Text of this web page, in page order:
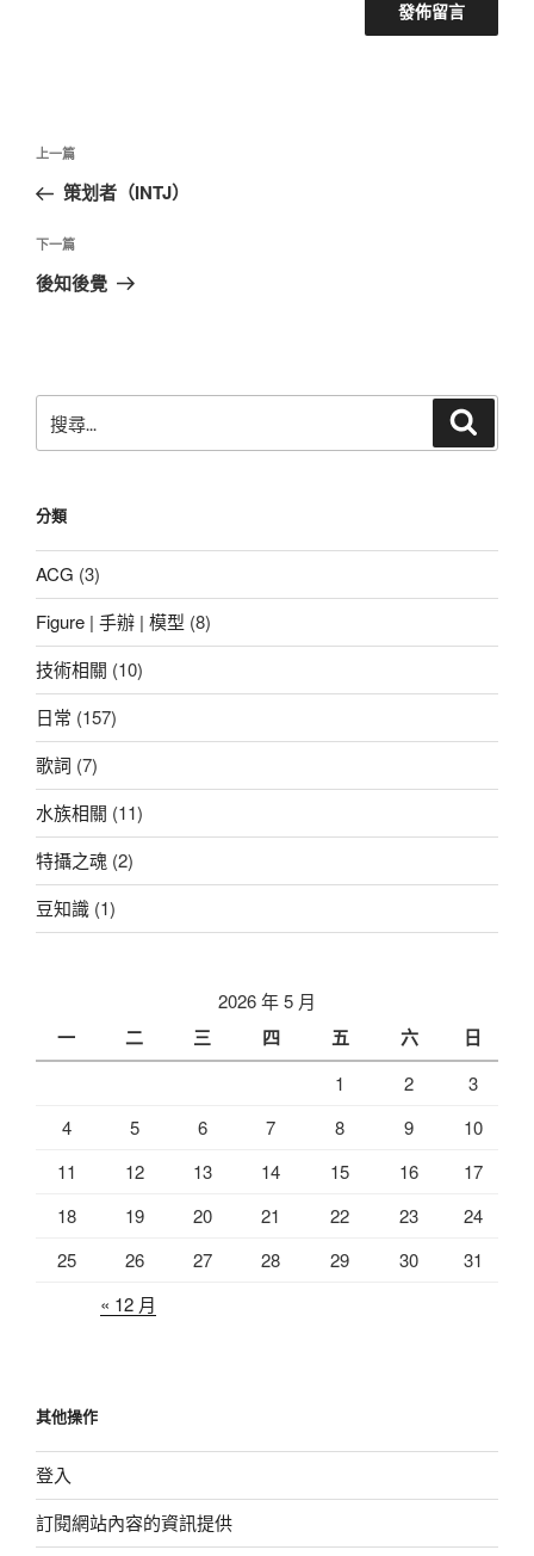
文
導
覽
上
一
文
章
上一篇
策划者（INTJ）
下
一
下一篇
後知後覺
尋
字:
分類
ACG (3)
Figure | 手辦 | 模型 (8)
技術相關 (10)
日常 (157)
歌詞 (7)
水族相關 (11)
特攝之魂 (2)
豆知識 (1)
2026 年 5 月
一 二 三 四 五 六 日
1 2
3
4
5 6 7 8 9
10
11
12 13 14 15 16
17
18
19 20 21 22 23
24
25
26 27 28 29 30
31
« 12 月
其他操作
登入
訂閱網站內容的資訊提供